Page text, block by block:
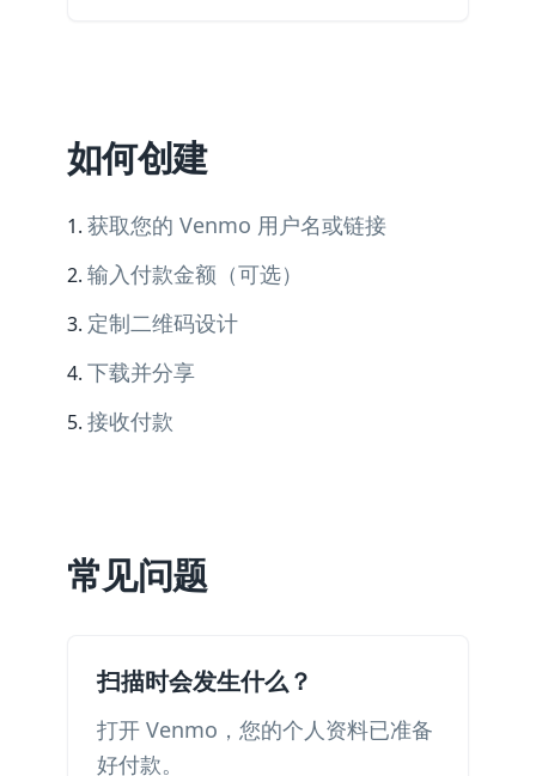
如何创建
获取您的 Venmo 用户名或链接
输入付款金额（可选）
定制二维码设计
下载并分享
接收付款
常见问题
扫描时会发生什么？
打开 Venmo，您的个人资料已准备
好付款。